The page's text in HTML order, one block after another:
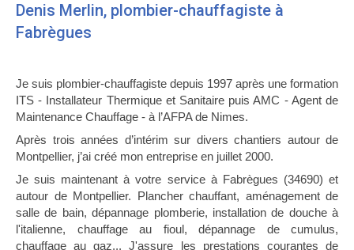
Denis Merlin, plombier-chauffagiste à
Fabrègues
Je suis plombier-chauffagiste depuis 1997 après une formation
ITS - Installateur Thermique et Sanitaire puis AMC - Agent de
Maintenance Chauffage - à l’AFPA de Nimes.
Après trois années d’intérim sur divers chantiers autour de
Montpellier, j’ai créé mon entreprise en juillet 2000.
Je suis maintenant à votre service à Fabrègues (34690) et
autour de Montpellier. Plancher chauffant, aménagement de
salle de bain, dépannage plomberie, installation de douche à
l'italienne, chauffage au fioul, dépannage de cumulus,
chauffage au gaz... J'assure les prestations courantes de